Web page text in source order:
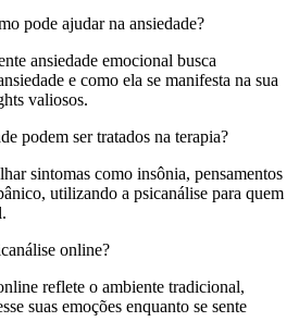
pode ajudar na ansiedade?
ansiedade emocional busca
e como ela se manifesta na sua
valiosos.
podem ser tratados na terapia?
sintomas como insônia, pensamentos
utilizando a psicanálise para quem
online?
reflete o ambiente tradicional,
suas emoções enquanto se sente